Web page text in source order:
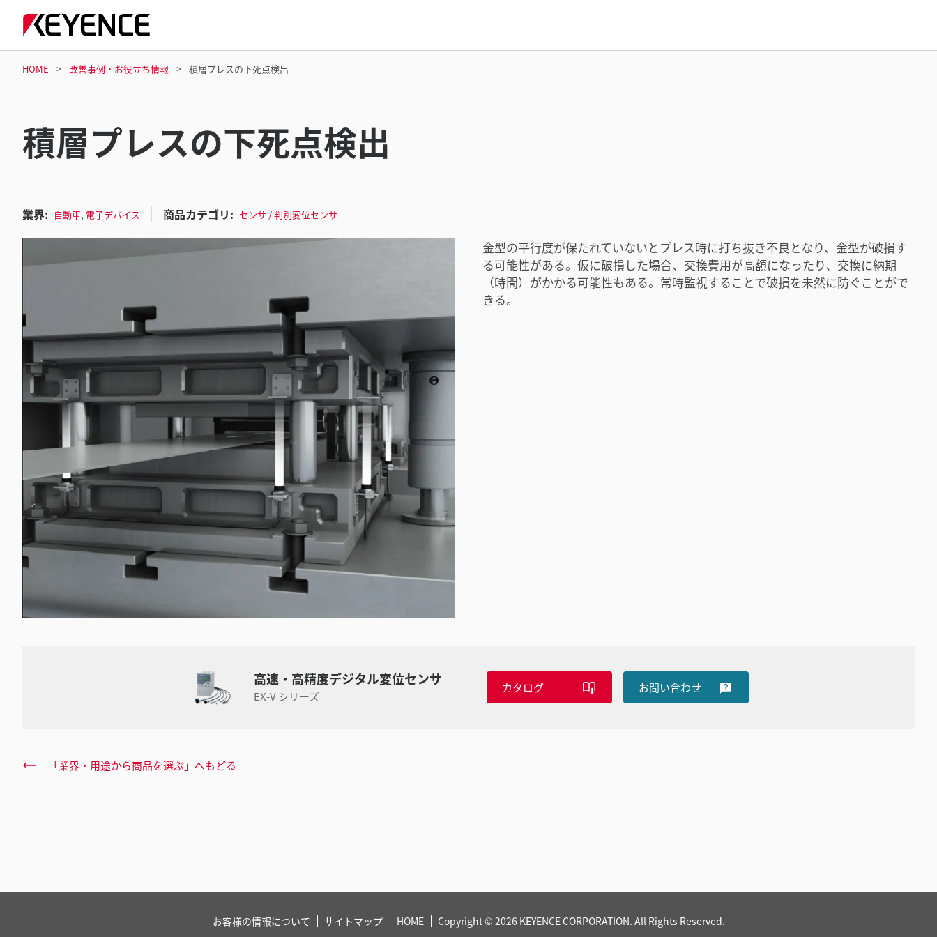
HOME 改善事例・お役立ち情報 積層プレスの下死点検出
積層プレスの下死点検出
業界: 自動車, 電子デバイス 商品カテゴリ: センサ / 判別変位センサ
金型の平行度が保たれていないとプレス時に打ち抜き不良となり、金型が破損す
る可能性がある。仮に破損した場合、交換費用が高額になったり、交換に納期
（時間）がかかる可能性もある。常時監視することで破損を未然に防ぐことがで
きる。
高速・高精度デジタル変位センサ
EX-V シリーズ
カタログ お問い合わせ
「業界・用途から商品を選ぶ」へもどる
お客様の情報について サイトマップ HOME Copyright © 2026 KEYENCE CORPORATION. All Rights Reserved.